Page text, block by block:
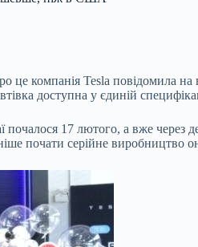
компанія Tesla повідомила на
доступна у єдиній
17 лютого, а вже через
почати серійне виробництво